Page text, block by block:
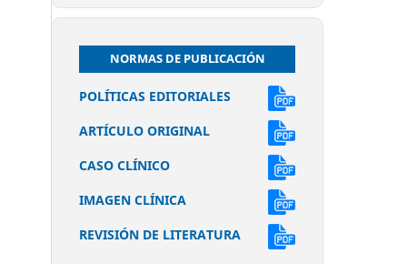
NORMAS DE PUBLICACIÓN
POLÍTICAS EDITORIALES
ARTÍCULO ORIGINAL
CASO CLÍNICO
IMAGEN CLÍNICA
REVISIÓN DE LITERATURA